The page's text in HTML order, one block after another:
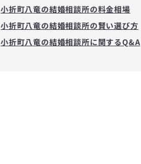
小折町八竜の結婚相談所の料金相場
小折町八竜の結婚相談所の賢い選び方
小折町八竜の結婚相談所に関するQ&A